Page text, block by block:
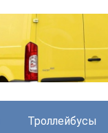
Троллейбусы